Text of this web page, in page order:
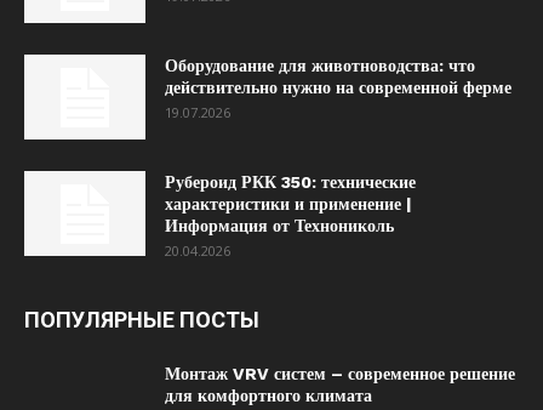
Оборудование для животноводства: что
действительно нужно на современной ферме
19.07.2026
Рубероид РКК 350: технические
характеристики и применение |
Информация от Технониколь
20.04.2026
ПОПУЛЯРНЫЕ ПОСТЫ
Монтаж VRV систем – современное решение
для комфортного климата